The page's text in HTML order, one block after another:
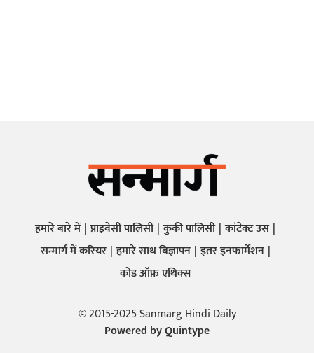
हमारे बारे में प्राइवेसी पालिसी कुकी पालिसी कांटेक्ट उस
सन्मार्ग में करियर हमारे साथ बिज्ञापन इतर इनफार्मेशन
कोड ऑफ़ एथिक्स
© 2015-2025 Sanmarg Hindi Daily
Powered byQuintype